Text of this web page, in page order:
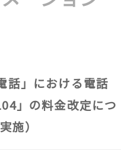
話」における電話
」の料金改定につ
施）